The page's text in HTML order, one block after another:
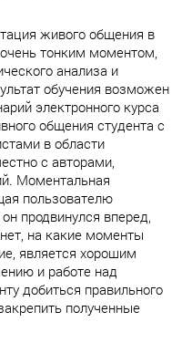
живого общения в
тонким моментом,
анализа и
обучения возможен
электронного курса
общения студента с
в области
с авторами,
Моментальная
пользователю
продвинулся вперед,
на какие моменты
является хорошим
и работе над
добиться правильного
полученные